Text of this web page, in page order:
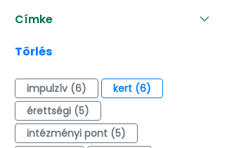
Címke
Törlés
impulzív (6)
kert (6)
érettségi (5)
intézményi pont (5)